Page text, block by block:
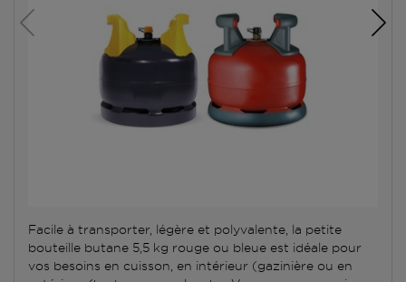
Facile à transporter, légère et polyvalente, la petite
bouteille butane 5,5 kg rouge ou bleue est idéale pour
vos besoins en cuisson, en intérieur (gazinière ou en